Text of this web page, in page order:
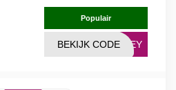
Populair
WNEY
BEKIJK CODE